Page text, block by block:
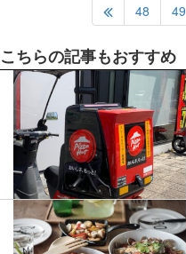
48 49
こちらの記事もおすすめ